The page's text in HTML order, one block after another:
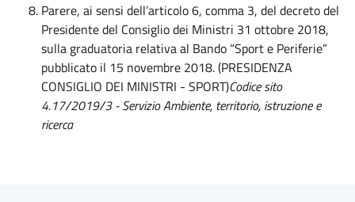
Parere, ai sensi dell’articolo 6, comma 3, del decreto del
Presidente del Consiglio dei Ministri 31 ottobre 2018,
sulla graduatoria relativa al Bando “Sport e Periferie”
pubblicato il 15 novembre 2018. (PRESIDENZA
CONSIGLIO DEI MINISTRI - SPORT)Codice sito
4.17/2019/3 - Servizio Ambiente, territorio, istruzione e
ricerca